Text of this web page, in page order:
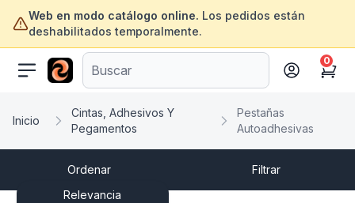
Web en modo catálogo online. Los pedidos están
deshabilitados temporalmente.
ofertasinformatica.com
Cart
0
Inicio
Cintas, Adhesivos Y
Pegamentos
Pestañas
Autoadhesivas
Ordenar
Relevancia
Filtrar